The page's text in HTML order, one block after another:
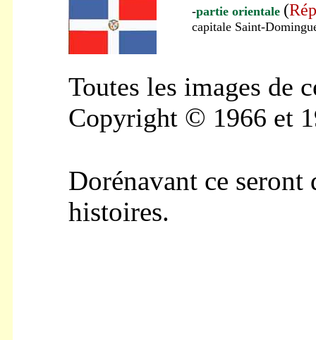
-partie orientale (
capitale Saint-
Toutes les images de
Copyright © 1966 et
Dorénavant ce seront
histoires.